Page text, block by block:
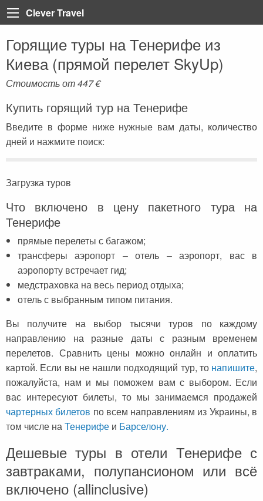
Back
Турция
Back
Анталия
Мармарис
Кемер
Египет
Back
Марса Алам
Хургада
Iberotel Costa Mares
Доминикана
Греция
Back
Пелопоннес
Санторини
Закинф (Закинтос)
Back
Тенерифе
Ибица
Майорка
Италия
Back
Неаполь
Сардиния
Витербо
Франция
Back
Лазурный берег
Корсика
Грузия
Back
Тбилиси
Португалия
Back
Мадейра
Черногория
Хорватия
Албания
Иордания
Мальдивские острова
Занзибар
Дубай
Шри-Ланка
Мексика
Кипр
Back
Таиланд
Катар
Бали
Back
Все статьи
Египет
ОАЭ
Регистрация на рейс
Бали
Тенерифе
Черногория
Пляжи
Достопримечательности
Аэропорты
Back
Болгария
Греция
Грузия
Доминикана
Египет
Занзибар
Иордания
Испания
Италия
Кипр
Мальдивы
Мексика
Польша
Турция
Тунис
Украина
Франция
Хорватия
Back
Турция
Египет
Clever Travel
Горящие туры на Тенерифе из
Киева (прямой перелет SkyUp)
Стоимость от447€
Купить горящий тур на Тенерифе
Введите в форме ниже нужные вам даты, количество
дней и нажмите поиск:
Загрузка туров
Что включено в цену пакетного тура на
Тенерифе
прямые перелеты с багажом;
трансферы аэропорт – отель – аэропорт, вас в
аэропорту встречает гид;
медстраховка на весь период отдыха;
отель с выбранным типом питания.
Вы получите на выбор тысячи туров по каждому
направлению на разные даты с разным временем
перелетов. Сравнить цены можно онлайн и оплатить
картой. Если вы не нашли подходящий тур, то напишите,
пожалуйста, нам и мы поможем вам с выбором. Если
вас интересуют билеты, то мы занимаемся продажей
чартерных билетов по всем направлениям из Украины, в
том числе наТенерифе и Барселону.
Дешевые туры в отели Тенерифе с
завтраками, полупансионом или всё
включено (allinclusive)